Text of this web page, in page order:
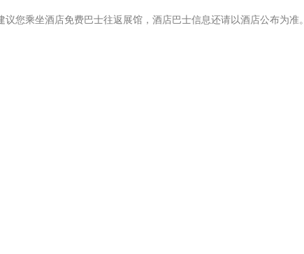
您乘坐酒店免费巴士往返展馆，酒店巴士信息还请以酒店公布为准。